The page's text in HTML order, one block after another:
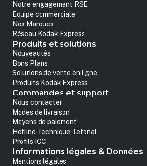
Notre engagement RSE
Equipe commerciale
Nos Marques
Réseau Kodak Express
Produits et solutions
Nouveautés
Bons Plans
Solutions de vente en ligne
Produits Kodak Express
Commandes et support
Nous contacter
Modes de livraison
Moyens de paiement
Hotline Technique Tetenal
Profils ICC
Informations légales & Données
Mentions légales